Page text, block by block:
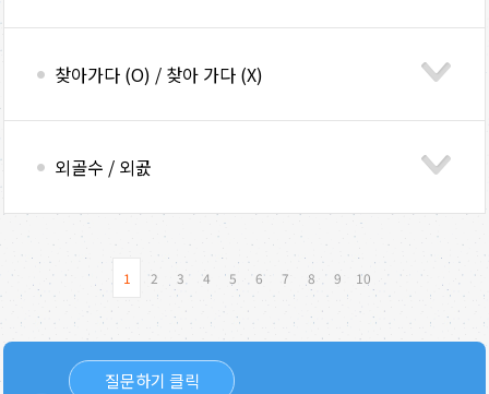
찾아가다 (O) / 찾아 가다 (X)
외골수 / 외곬
1 2 3 4 5 6 7 8 9 10
질문하기 클릭